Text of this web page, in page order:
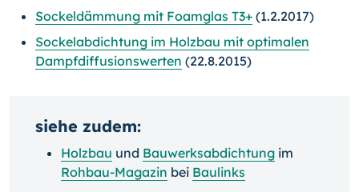
Sockeldämmung mit Foamglas T3+ (1.2.2017)
Sockelabdichtung im Holzbau mit optimalen
Dampfdiffusionswerten (22.8.2015)
siehe zudem:
Holzbau und Bauwerksabdichtung im
Rohbau-Magazin bei Baulinks